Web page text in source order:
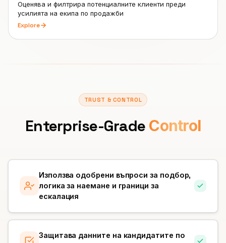
Оценява и филтрира потенциалните клиенти преди
усилията на екипа по продажби
Explore
TRUST & CONTROL
Enterprise-Grade Control
Използва одобрени въпроси за подбор,
логика за наемане и граници за
ескалация
Защитава данните на кандидатите по